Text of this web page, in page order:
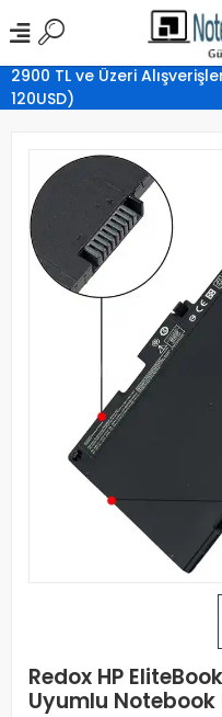
2900 TL ve Üzeri
120USD)
Redox HP
Uyumlu